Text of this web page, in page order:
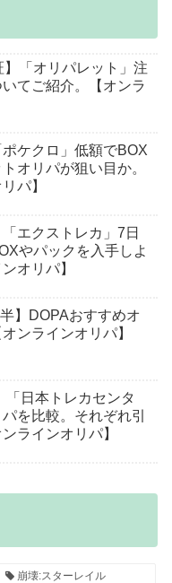
】「オリパレット」注
てご紹介。【オンラ
ポケクロ」低額でBOX
オリパが狙い目か。
パ】
「エクストレカ」7日
やパックを入手しよ
オリパ】
】DOPAおすすめオ
ンラインオリパ】
「日本トレカセンタ
を比較。それぞれ引
ラインオリパ】
崩壊:スターレイル